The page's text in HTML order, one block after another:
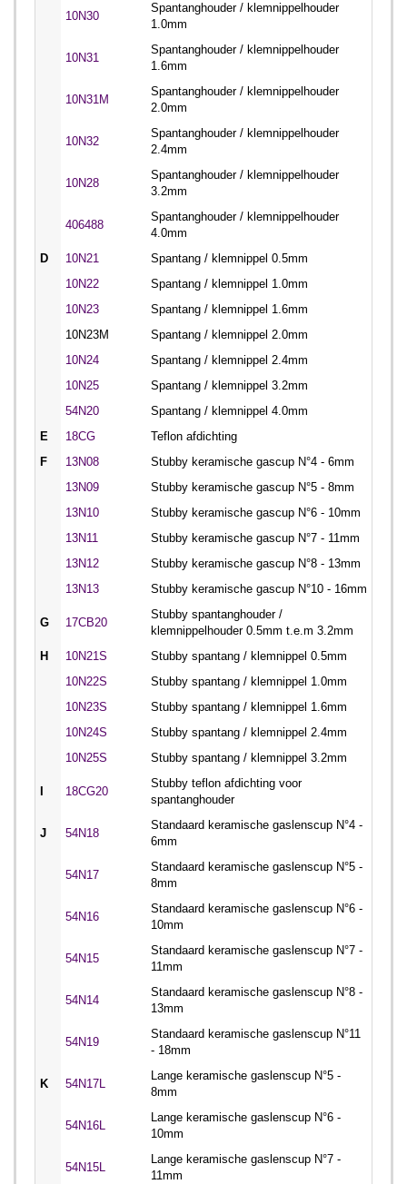
10N30
Spantanghouder / klemnippelhouder
1.0mm
10N31
Spantanghouder / klemnippelhouder
1.6mm
10N31M
Spantanghouder / klemnippelhouder
2.0mm
10N32
Spantanghouder / klemnippelhouder
2.4mm
10N28
Spantanghouder / klemnippelhouder
3.2mm
406488
Spantanghouder / klemnippelhouder
4.0mm
D
10N21
Spantang / klemnippel 0.5mm
10N22
Spantang / klemnippel 1.0mm
10N23
Spantang / klemnippel 1.6mm
10N23M
Spantang / klemnippel 2.0mm
10N24
Spantang / klemnippel 2.4mm
10N25
Spantang / klemnippel 3.2mm
54N20
Spantang / klemnippel 4.0mm
E
18CG
Teflon afdichting
F
13N08
Stubby keramische gascup N°4 - 6mm
13N09
Stubby keramische gascup N°5 - 8mm
13N10
Stubby keramische gascup N°6 - 10mm
13N11
Stubby keramische gascup N°7 - 11mm
13N12
Stubby keramische gascup N°8 - 13mm
13N13
Stubby keramische gascup N°10 - 16mm
G 17CB20
Stubby spantanghouder /
klemnippelhouder 0.5mm t.e.m 3.2mm
H
10N21S
Stubby spantang / klemnippel 0.5mm
10N22S
Stubby spantang / klemnippel 1.0mm
10N23S
Stubby spantang / klemnippel 1.6mm
10N24S
Stubby spantang / klemnippel 2.4mm
10N25S
Stubby spantang / klemnippel 3.2mm
18CG20
Stubby teflon afdichting voor
spantanghouder
J 54N18
Standaard keramische gaslenscup N°4 -
6mm
54N17
Standaard keramische gaslenscup N°5 -
8mm
54N16
Standaard keramische gaslenscup N°6 -
10mm
54N15
Standaard keramische gaslenscup N°7 -
11mm
54N14
Standaard keramische gaslenscup N°8 -
13mm
54N19
Standaard keramische gaslenscup N°11
- 18mm
K 54N17L
Lange keramische gaslenscup N°5 -
8mm
54N16L
Lange keramische gaslenscup N°6 -
10mm
54N15L
Lange keramische gaslenscup N°7 -
11mm